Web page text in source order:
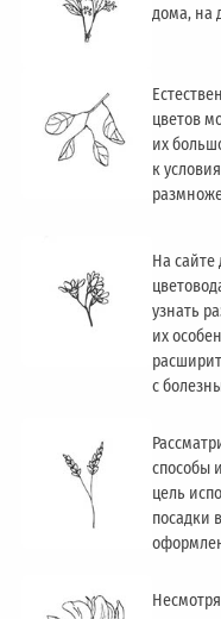
дома, на
цветов
их
к
На сайте
узнать
их
с
способы
цель
посадки